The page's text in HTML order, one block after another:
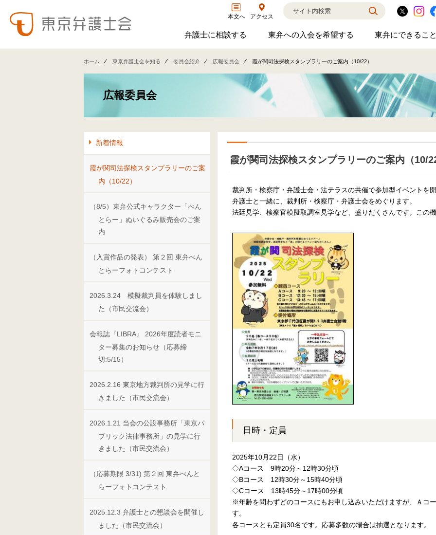
本文へ アクセス
弁護士に相談する弁護士に相談するのサブメニューを開閉
東弁への入会を希望する東弁への入会を希望するのサブメ
東弁にできるこ
東弁に
ホーム 東京弁護士会を知る 委員会紹介 広報委員会 霞が関司法探検スタンプラリーのご案内（10/22）
広報委員会
新着情報
霞が関司法探検スタンプラリーのご案
内（10/22）
（8/5）東弁公式キャラクター「べん
とらー」ぬいぐるみ販売会のご案
内
（入賞作品の発表） 第２回 東弁べん
とらーフォトコンテスト
2026.3.24 模擬裁判員を体験しまし
た（市民交流会）
会報誌『LIBRA』 2026年度読者モニ
ター募集のお知らせ（応募締
切:5/15）
2026.2.16 東京地方裁判所の見学に行
きました（市民交流会）
2026.1.21 当会の公設事務所「東京パ
ブリック法律事務所」の見学に行
きました（市民交流会）
（応募期限 3/31) 第２回 東弁べんと
らーフォトコンテスト
2025.12.3 弁護士との懇談会を開催し
ました（市民交流会）
霞が関司法探検スタンプラリーのご案内（10/
裁判所・検察庁・弁護士会・法テラスの共催で参加型イベントを
弁護士と一緒に、裁判所・検察庁・弁護士会をめぐります。
法廷見学、検察官模擬取調室見学など、盛りだくさんです。この
日時・定員
2025年10月22日（水）
◇Aコース 9時20分～12時30分頃
◇Bコース 12時30分～15時40分頃
◇Cコース 13時45分～17時00分頃
※年齢を問わずどのコースにもお申し込みいただけますが、Ａコ
す。
各コースとも定員30名です。応募多数の場合は抽選となります。